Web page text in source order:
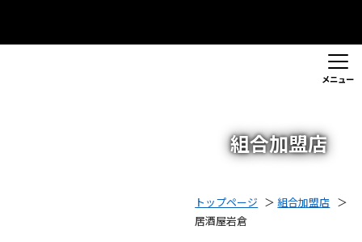
メニュー
組合加盟店
トップページ ＞組合加盟店 ＞
居酒屋岩倉